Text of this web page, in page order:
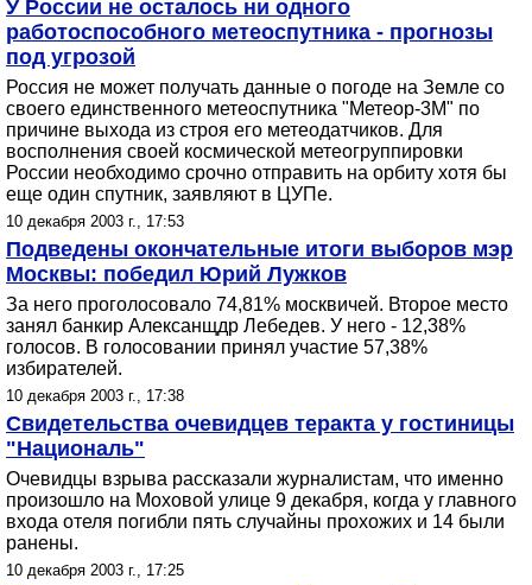
У России не осталось ни одного
работоспособного метеоспутника - прогнозы
под угрозой
Россия не может получать данные о погоде на Земле со
своего единственного метеоспутника "Метеор-3М" по
причине выхода из строя его метеодатчиков. Для
восполнения своей космической метеогруппировки
России необходимо срочно отправить на орбиту хотя бы
еще один спутник, заявляют в ЦУПе.
10 декабря 2003 г., 17:53
Подведены окончательные итоги выборов мэр
Москвы: победил Юрий Лужков
За него проголосовало 74,81% москвичей. Второе место
занял банкир Алексанщдр Лебедев. У него - 12,38%
голосов. В голосовании принял участие 57,38%
избирателей.
10 декабря 2003 г., 17:38
Свидетельства очевидцев теракта у гостиницы
"Националь"
Очевидцы взрыва рассказали журналистам, что именно
произошло на Моховой улице 9 декабря, когда у главного
входа отеля погибли пять случайны прохожих и 14 были
ранены.
10 декабря 2003 г., 17:25